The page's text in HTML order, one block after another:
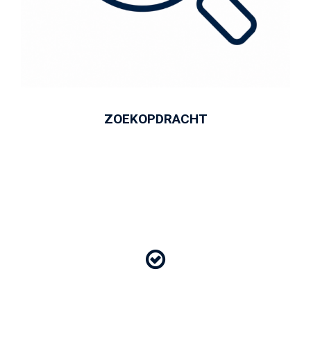
ZOEKOPDRACHT